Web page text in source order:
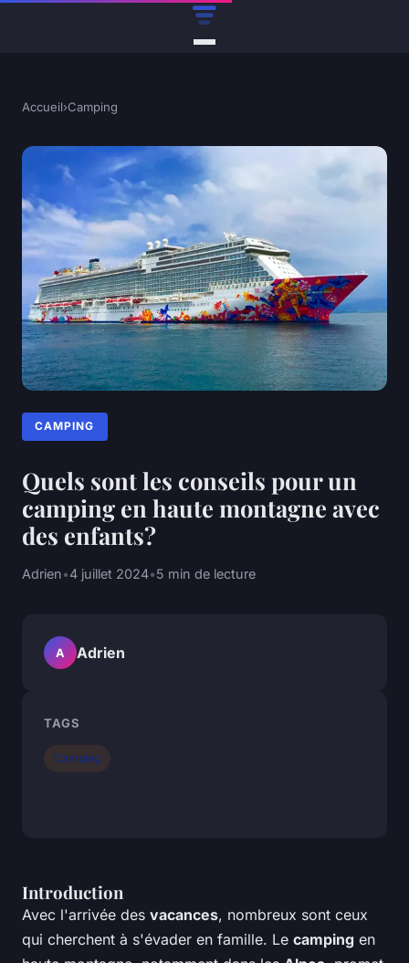
Accueil›Camping
CAMPING
Quels sont les conseils pour un
camping en haute montagne avec
des enfants?
Adrien•4 juillet 2024•5 min de lecture
Introduction
Avec l'arrivée des vacances, nombreux sont ceux
qui cherchent à s'évader en famille. Le camping en
A Adrien
TAGS
Camping